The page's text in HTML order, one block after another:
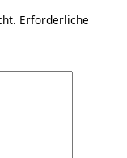
Erforderliche